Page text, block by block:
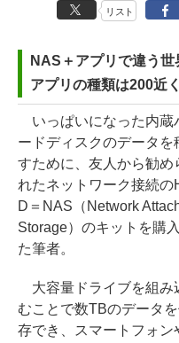
リスト
NAS＋アプリで違う世
アプリの種類は200近
いっぱいになった内蔵
ードディスクのデータを
すために、友人から勧め
れたネットワーク接続の
D＝NAS（Network
Storage）のキットを購
た筆者。
大容量ドライブを組み
むことで数TBのデータ
存でき、スマートフォン